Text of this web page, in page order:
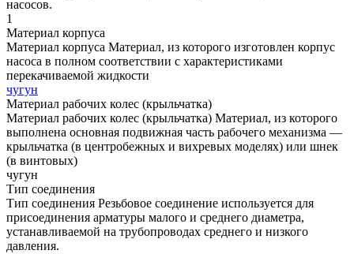
насосов.
1
Материал корпуса
Материал корпуса Материал, из которого изготовлен корпус
насоса в полном соответствии с характеристиками
перекачиваемой жидкости
чугун
Материал рабочих колес (крыльчатка)
Материал рабочих колес (крыльчатка) Материал, из которого
выполнена основная подвижная часть рабочего механизма —
крыльчатка (в центробежных и вихревых моделях) или шнек
(в винтовых)
чугун
Тип соединения
Тип соединения Резьбовое соединение используется для
присоединения арматуры малого и среднего диаметра,
устанавливаемой на трубопроводах среднего и низкого
давления.